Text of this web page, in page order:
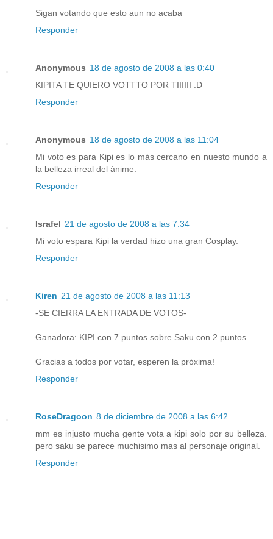
Sigan votando que esto aun no acaba
Responder
Anonymous 18 de agosto de 2008 a las 0:40
KIPITA TE QUIERO VOTTTO POR TIIIIII :D
Responder
Anonymous 18 de agosto de 2008 a las 11:04
Mi voto es para Kipi es lo más cercano en nuesto mundo a
la belleza irreal del ánime.
Responder
Israfel 21 de agosto de 2008 a las 7:34
Mi voto espara Kipi la verdad hizo una gran Cosplay.
Responder
Kiren 21 de agosto de 2008 a las 11:13
-SE CIERRA LA ENTRADA DE VOTOS-
Ganadora: KIPI con 7 puntos sobre Saku con 2 puntos.
Gracias a todos por votar, esperen la próxima!
Responder
RoseDragoon 8 de diciembre de 2008 a las 6:42
mm es injusto mucha gente vota a kipi solo por su belleza.
pero saku se parece muchisimo mas al personaje original.
Responder